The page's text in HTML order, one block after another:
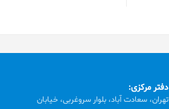
دفتر مرکزی:
تهران، سعادت آباد، بلوار سروغربی، خیابان